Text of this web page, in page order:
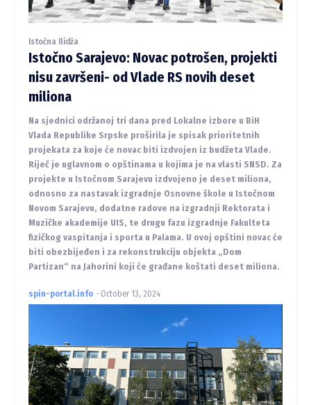
Istočna Ilidža
Istočno Sarajevo: Novac potrošen, projekti
nisu završeni- od Vlade RS novih deset
miliona
Na sjednici održanoj tri dana pred Lokalne izbore u BiH
Vlada Republike Srpske proširila je spisak prioritetnih
projekata za koje će novac biti izdvojen iz budžeta Vlade.
Riječ je uglavnom o opštinama u kojima je na vlasti SNSD. Za
projekte u Istočnom Sarajevu izdvojeno je deset miliona,
odnosno za nastavak izgradnje Osnovne škole u Istočnom
Novom Sarajevu, dodatne radove na izgradnji Rektorata i
Muzičke akademije UIS, te drugu fazu izgradnje Fakulteta
fizičkog vaspitanja i sporta u Palama. U ovoj opštini novac će
biti obezbijeđen i za rekonstrukciju objekta „Dom
Partizan“ na Jahorini koji će građane koštati deset miliona.
spin-portal.info - October 13, 2024